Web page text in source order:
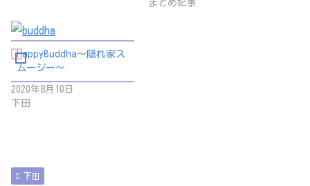
まとめ記事
HappyBuddha～隠れ家ス
ムージー～
2020年8月10日
下田
下田